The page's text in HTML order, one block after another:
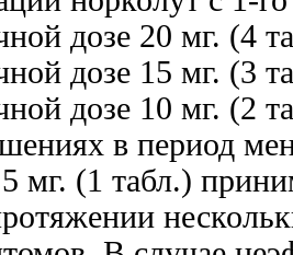
дозе 20 мг. (4
дозе 15 мг. (3
дозе 10 мг. (2
в период
5 мг. (1 табл.)